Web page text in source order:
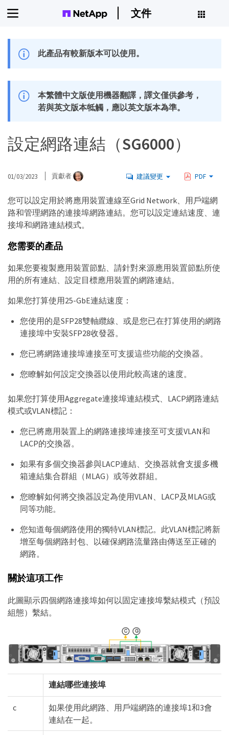
文件
此產品有較新版本可以使用。
本繁體中文版使用機器翻譯，譯文僅供參考，
若與英文版本牴觸，應以英文版本為準。
設定網路連結（SG6000）
01/03/2023 貢獻者 建議變更 PDF
您可以設定用於將應用裝置連線至Grid Network、用戶端網
路和管理網路的連接埠網路連結。您可以設定連結速度、連
接埠和網路連結模式。
您需要的產品
如果您要複製應用裝置節點、請針對來源應用裝置節點所使
用的所有連結、設定目標應用裝置的網路連結。
如果您打算使用25-GbE連結速度：
您使用的是SFP28雙軸纜線、或是您已在打算使用的網路
連接埠中安裝SFP28收發器。
您已將網路連接埠連接至可支援這些功能的交換器。
您瞭解如何設定交換器以使用此較高速的速度。
如果您打算使用Aggregate連接埠連結模式、LACP網路連結
模式或VLAN標記：
您已將應用裝置上的網路連接埠連接至可支援VLAN和
LACP的交換器。
如果有多個交換器參與LACP連結、交換器就會支援多機
箱連結集合群組（MLAG）或等效群組。
您瞭解如何將交換器設定為使用VLAN、LACP及MLAG或
同等功能。
您知道每個網路使用的獨特VLAN標記。此VLAN標記將新
增至每個網路封包、以確保網路流量路由傳送至正確的
網路。
關於這項工作
此圖顯示四個網路連接埠如何以固定連接埠繫結模式（預設
組態）繫結。
連結哪些連接埠
c
如果使用此網路、用戶端網路的連接埠1和3會
連結在一起。